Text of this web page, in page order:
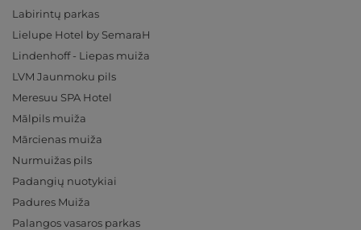
Labirintų parkas
Lielupe Hotel by SemaraH
Lindenhoff - Liepas muiža
LVM Jaunmoku pils
Meresuu SPA Hotel
Mālpils muiža
Mārcienas muiža
Nurmuižas pils
Padangių nuotykiai
Padures Muiža
Palangos vasaros parkas